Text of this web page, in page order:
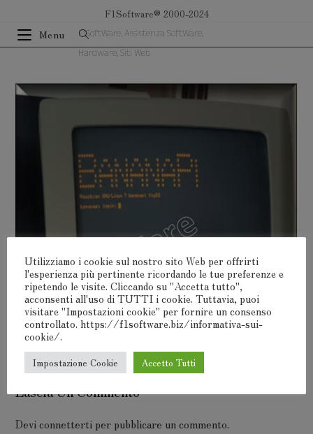
contenuto
F1Software® 2000-2024
Menu
F1SoftWare, Assistenza SoftWare,
Hardware, Siti Web
Lascia Un Commento
Deviconnetterti per pubblicare un commento.
Utilizziamo i cookie sul nostro sito Web per offrirti
l'esperienza più pertinente ricordando le tue preferenze e
ripetendo le visite. Cliccando su "Accetta tutto",
acconsenti all'uso di TUTTI i cookie. Tuttavia, puoi
visitare "Impostazioni cookie" per fornire un consenso
controllato. https://f1software.biz/informativa-sui-
cookie/.
Impostazione Cookie Accetto Tutti